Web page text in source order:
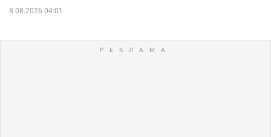
8.08.2026 04:01